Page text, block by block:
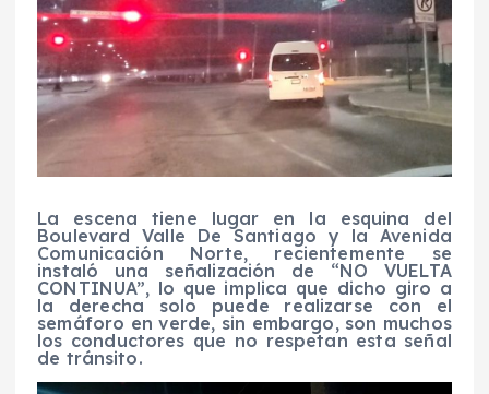
La escena tiene lugar en la esquina del
Boulevard Valle De Santiago y la Avenida
Comunicación Norte, recientemente se
instaló una señalización de “NO VUELTA
CONTINUA”, lo que implica que dicho giro a
la derecha solo puede realizarse con el
semáforo en verde, sin embargo, son muchos
los conductores que no respetan esta señal
de tránsito.